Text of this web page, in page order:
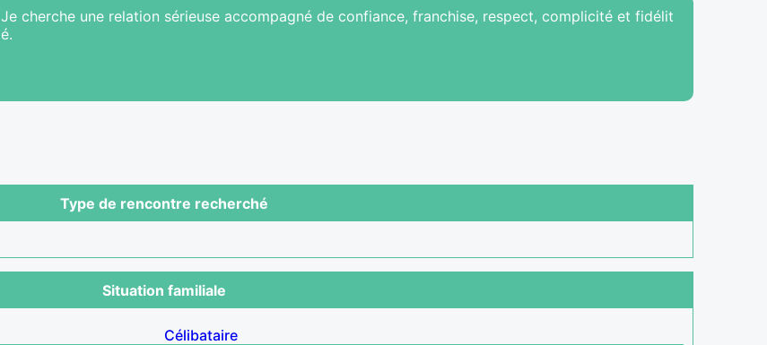
Je cherche une relation sérieuse accompagné de confiance, franchise, respect, complicité et fidélit
é.
Type de rencontre recherché
Situation familiale
Célibataire